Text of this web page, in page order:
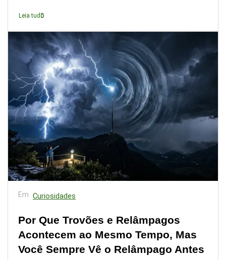
Leia tudo
Em Curiosidades
Por Que Trovões e Relâmpagos
Acontecem ao Mesmo Tempo, Mas
Você Sempre Vê o Relâmpago Antes